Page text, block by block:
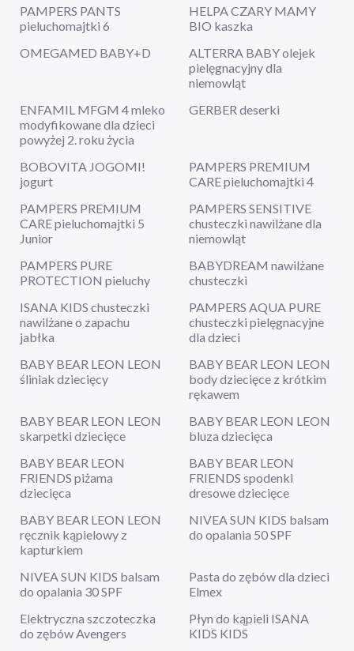
PAMPERS PANTS
pieluchomajtki 6
HELPA CZARY MAMY
BIO kaszka
OMEGAMED BABY+D
ALTERRA BABY olejek
pielęgnacyjny dla
niemowląt
ENFAMIL MFGM 4 mleko
modyfikowane dla dzieci
powyżej 2. roku życia
GERBER deserki
BOBOVITA JOGOMI!
jogurt
PAMPERS PREMIUM
CARE pieluchomajtki 4
PAMPERS PREMIUM
CARE pieluchomajtki 5
Junior
PAMPERS SENSITIVE
chusteczki nawilżane dla
niemowląt
PAMPERS PURE
PROTECTION pieluchy
BABYDREAM nawilżane
chusteczki
ISANA KIDS chusteczki
nawilżane o zapachu
jabłka
PAMPERS AQUA PURE
chusteczki pielęgnacyjne
dla dzieci
BABY BEAR LEON LEON
śliniak dziecięcy
BABY BEAR LEON LEON
body dziecięce z krótkim
rękawem
BABY BEAR LEON LEON
skarpetki dziecięce
BABY BEAR LEON LEON
bluza dziecięca
BABY BEAR LEON
FRIENDS piżama
dziecięca
BABY BEAR LEON
FRIENDS spodenki
dresowe dziecięce
BABY BEAR LEON LEON
ręcznik kąpielowy z
kapturkiem
NIVEA SUN KIDS balsam
do opalania 50 SPF
NIVEA SUN KIDS balsam
do opalania 30 SPF
Pasta do zębów dla dzieci
Elmex
Elektryczna szczoteczka
do zębów Avengers
Płyn do kąpieli ISANA
KIDS KIDS